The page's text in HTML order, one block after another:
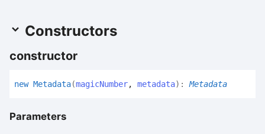
Constructors
constructor
new Metadata(magicNumber, metadata) :Metadata
Parameters